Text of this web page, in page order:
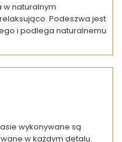
w naturalnym
Podeszwa jest
i podlega naturalnemu
wykonywane są
w każdym detalu.